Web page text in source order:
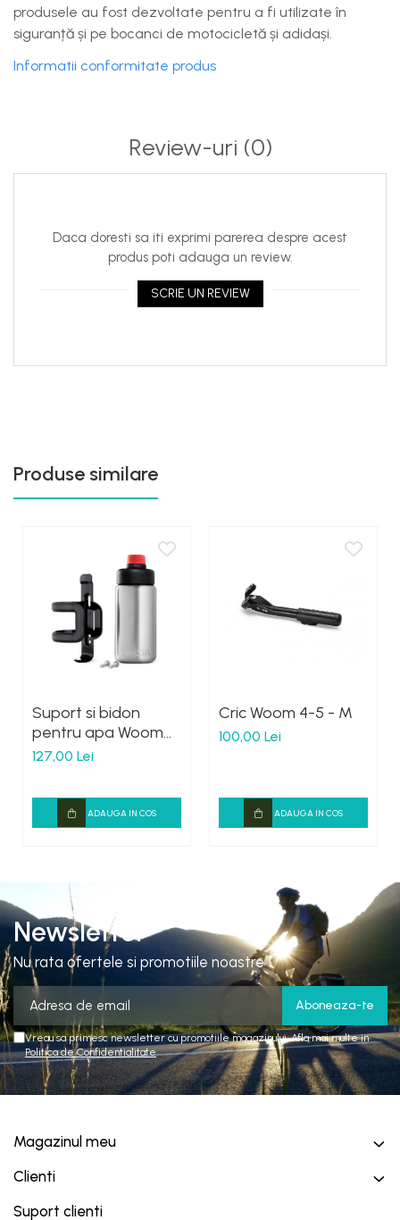
produsele au fost dezvoltate pentru a fi utilizate în
siguranță și pe bocanci de motocicletă și adidași.
Informatii conformitate produs
Review-uri (0)
Daca doresti sa iti exprimi parerea despre acest
produs poti adauga un review.
SCRIE UN REVIEW
Produse similare
Suport si bidon
pentru apa Woom
Gulg
127,00 Lei
ADAUGA IN COS
Cric Woom 4-5 - M
100,00 Lei
ADAUGA IN COS
Newsletter
Nu rata ofertele si promotiile noastre
Vreau sa primesc newsletter cu promotiile magazinului. Afla mai multe in
Politica de Confidentialitate
Magazinul meu
Clienti
Suport clienti